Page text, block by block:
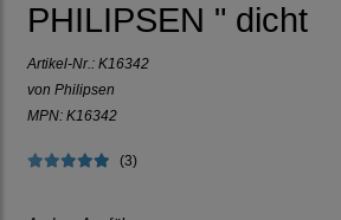
PHILIPSEN " dicht
Artikel-Nr.: K16342
von Philipsen
MPN: K16342
(3)